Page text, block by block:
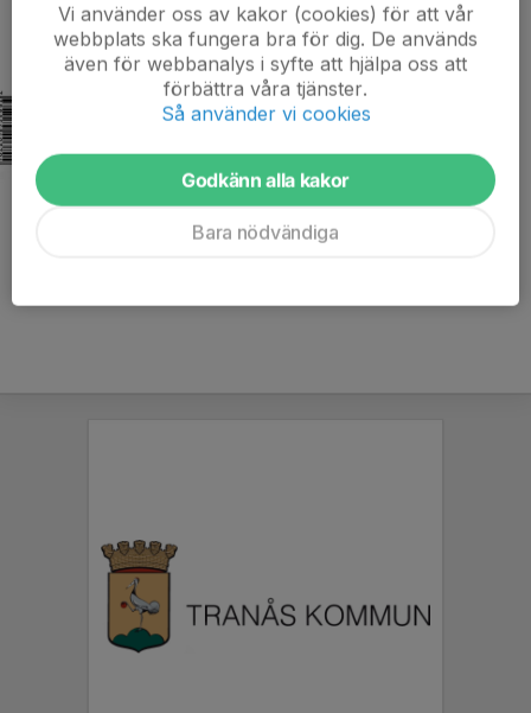
Vi använder oss av kakor (cookies) för att vår
webbplats ska fungera bra för dig. De används
även för webbanalys i syfte att hjälpa oss att
förbättra våra tjänster.
Så använder vi cookies
Godkänn alla kakor
Bara nödvändiga